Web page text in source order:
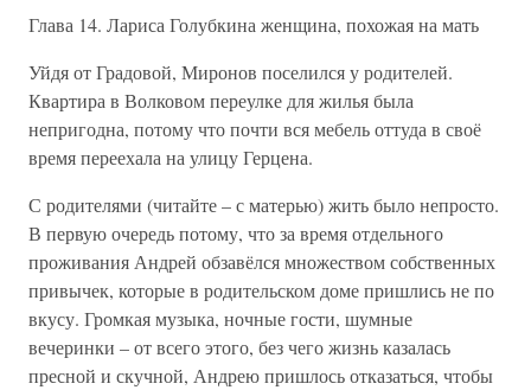
Глава 14. Лариса Голубкина женщина, похожая на мать
Уйдя от Градовой, Миронов поселился у родителей.
Квартира в Волковом переулке для жилья была
непригодна, потому что почти вся мебель оттуда в своё
время переехала на улицу Герцена.
С родителями (читайте – с матерью) жить было непросто.
В первую очередь потому, что за время отдельного
проживания Андрей обзавёлся множеством собственных
привычек, которые в родительском доме пришлись не по
вкусу. Громкая музыка, ночные гости, шумные
вечеринки – от всего этого, без чего жизнь казалась
пресной и скучной, Андрею пришлось отказаться, чтобы